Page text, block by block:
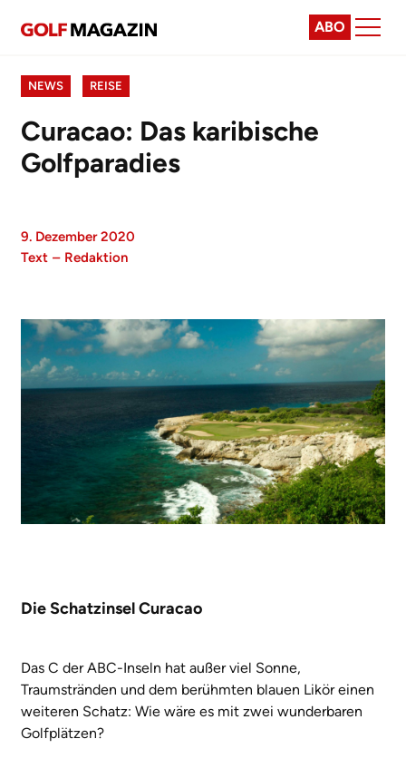
ABO
NEWS REISE
Curacao: Das karibische
Golfparadies
9. Dezember 2020
Text – Redaktion
Die Schatzinsel Curacao
Das C der ABC-Inseln hat außer viel Sonne,
Traumstränden und dem berühmten blauen Likör einen
weiteren Schatz: Wie wäre es mit zwei wunderbaren
Golfplätzen?